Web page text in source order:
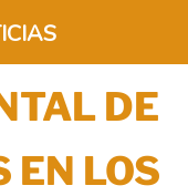
DE
EN LOS